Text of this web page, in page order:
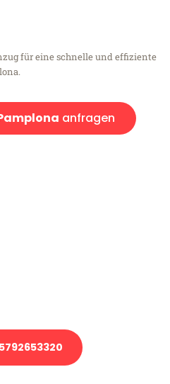
für eine schnelle und effiziente
anfragen